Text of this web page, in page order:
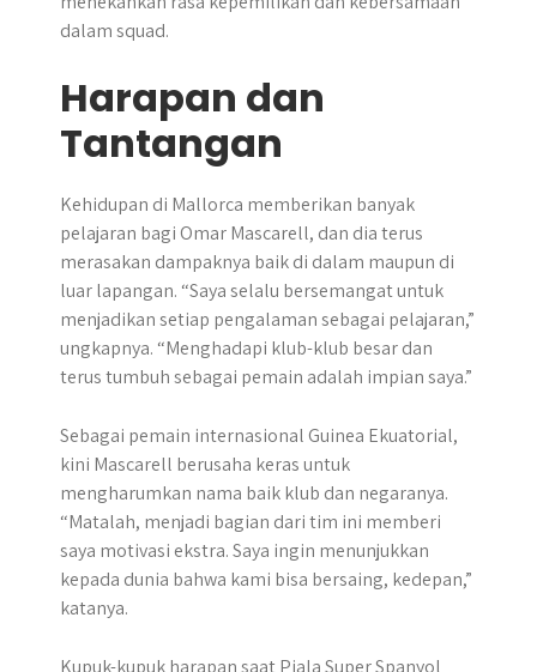
dalam squad.
Harapan dan
Tantangan
Kehidupan di Mallorca memberikan banyak
pelajaran bagi Omar Mascarell, dan dia terus
merasakan dampaknya baik di dalam maupun di
luar lapangan. “Saya selalu bersemangat untuk
menjadikan setiap pengalaman sebagai pelajaran,”
ungkapnya. “Menghadapi klub-klub besar dan
terus tumbuh sebagai pemain adalah impian saya.”
Sebagai pemain internasional Guinea Ekuatorial,
kini Mascarell berusaha keras untuk
mengharumkan nama baik klub dan negaranya.
“Matalah, menjadi bagian dari tim ini memberi
saya motivasi ekstra. Saya ingin menunjukkan
kepada dunia bahwa kami bisa bersaing, kedepan,”
katanya.
Kupuk-kupuk harapan saat Piala Super Spanyol